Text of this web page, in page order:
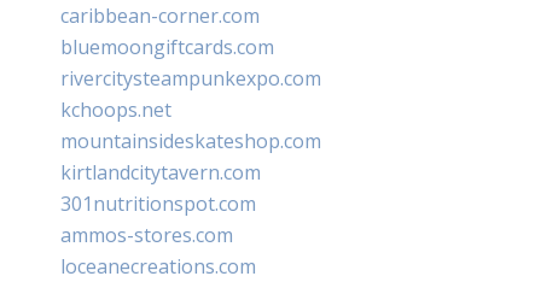
caribbean-corner.com
bluemoongiftcards.com
rivercitysteampunkexpo.com
kchoops.net
mountainsideskateshop.com
kirtlandcitytavern.com
301nutritionspot.com
ammos-stores.com
loceanecreations.com